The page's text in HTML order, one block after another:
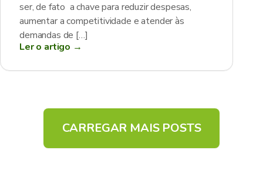
ser, de fato a chave para reduzir despesas,
aumentar a competitividade e atender às
demandas de […]
Ler o artigo →
CARREGAR MAIS POSTS